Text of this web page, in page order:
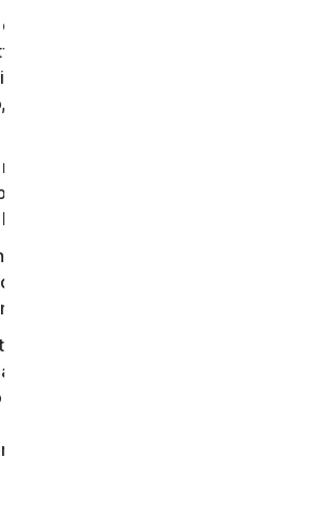
archiviare materiale che potrebbe
di proprietà intellettuale o altri
che risulta illegale, lesivo,
o invasivo della privacy
che contiene virus o altro
programmi per computer dannosi
worm o time bomb;
negare il servizio in
o forma a qualsiasi altra rete,
attraverso i Servizi;
un accesso non autorizzato
Servizio, agli account di altri utenti
reti di computer connessi ai Servizi
misura che potremmo
prevenire o limitare l’accesso ai